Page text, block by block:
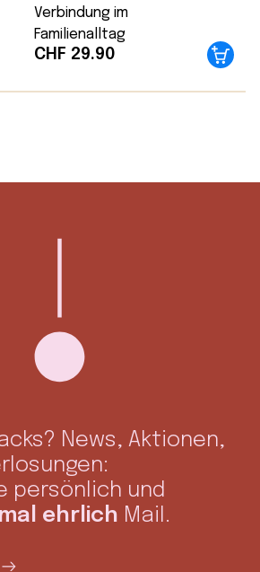
Verbindung im
Familienalltag
CHF 29.90
News, Aktionen,
persönlich und
mal ehrlich Mail.